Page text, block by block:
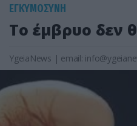
ΕΓΚΥΜΟΣΥΝΗ
Το έμβρυο δεν
YgeiaNews | email: